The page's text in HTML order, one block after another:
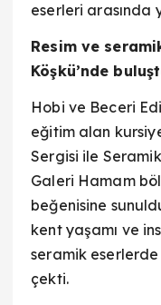
eserleri arasında
Resim ve
Köşkü’nde
Hobi ve Beceri
eğitim alan
Sergisi ile
Galeri Hamam
beğenisine
kent yaşamı ve
seramik
çekti.